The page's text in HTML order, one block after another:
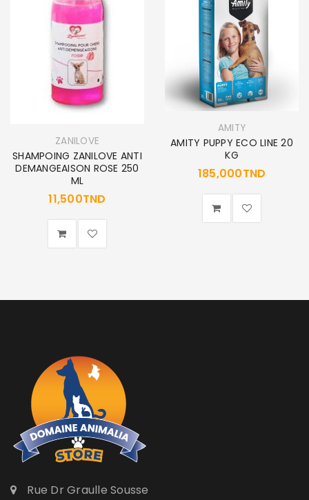
ZANILOVE
SHAMPOING ZANILOVE ANTI
DEMANGEAISON ROSE 250
ML
11,500TND
AMITY
AMITY PUPPY ECO LINE 20
KG
185,000TND
Rue Dr Graulle Sousse